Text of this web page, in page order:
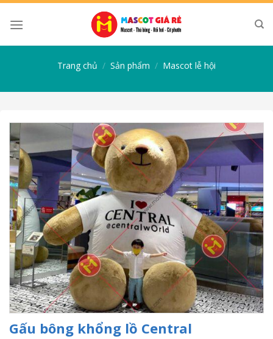
Skip
Trang chủ / Sản phẩm / Mascot lễ hội
Gấu bông khổng lồ Central